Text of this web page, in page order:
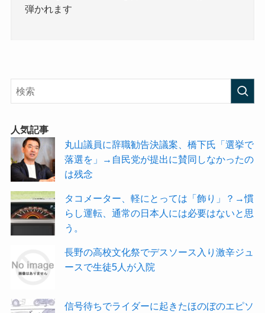
弾かれます
人気記事
丸山議員に辞職勧告決議案、橋下氏「選挙で
落選を」→自民党が提出に賛同しなかったの
は残念
タコメーター、軽にとっては「飾り」？→慣
らし運転、通常の日本人には必要はないと思
う。
長野の高校文化祭でデスソース入り激辛ジュ
ースで生徒5人が入院
信号待ちでライダーに起きたほのぼのエピソ